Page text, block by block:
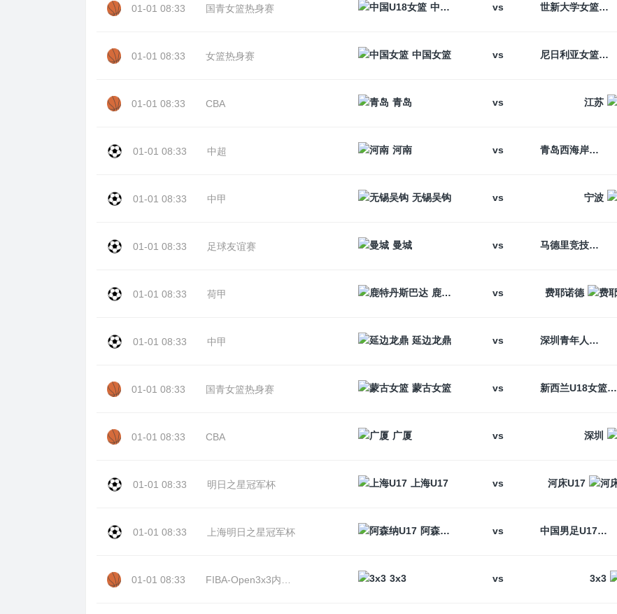
01-01 08:33 国青女篮热身赛 中国U18女篮 vs 世新大学女篮
01-01 08:33 女篮热身赛 中国女篮 vs 尼日利亚女篮
01-01 08:33 CBA 青岛 vs 江苏
01-01 08:33 中超 河南 vs 青岛西海岸
01-01 08:33 中甲 无锡吴钩 vs 宁波
01-01 08:33 足球友谊赛 曼城 vs 马德里竞技
01-01 08:33 荷甲 鹿特丹斯巴达 vs 费耶诺德
01-01 08:33 中甲 延边龙鼎 vs 深圳青年人
01-01 08:33 国青女篮热身赛 蒙古女篮 vs 新西兰U18女篮
01-01 08:33 CBA 广厦 vs 深圳
01-01 08:33 明日之星冠军杯 上海U17 vs 河床U17
01-01 08:33 上海明日之星冠军杯 阿森纳U17 vs 中国男足U17
01-01 08:33 3x3 vs 3x3